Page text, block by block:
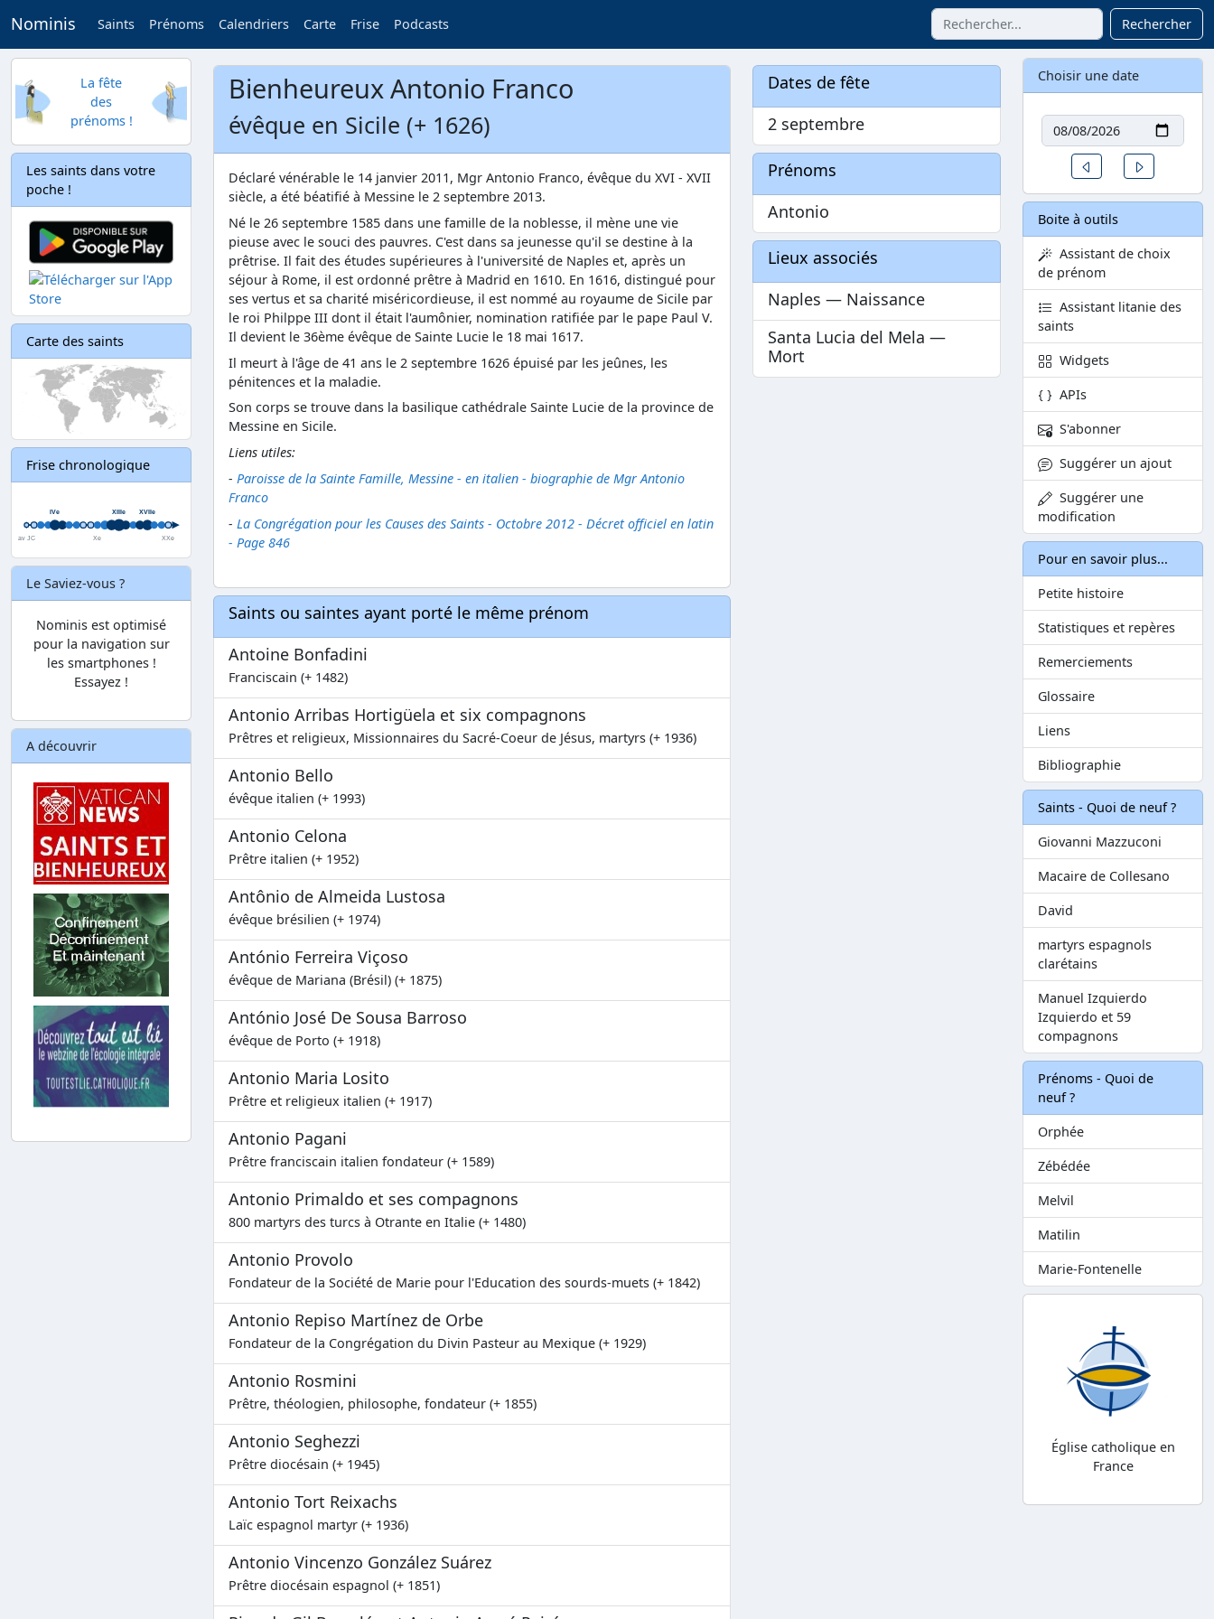
Nominis Saints Prénoms Calendriers Carte Frise Podcasts Rechercher
La fête
des
prénoms !
Les saints dans votre
poche !
Carte des saints
Frise chronologique
Le Saviez-vous ?
Nominis est optimisé
pour la navigation sur
les smartphones !
Essayez !
A découvrir
Bienheureux Antonio Franco
évêque en Sicile (+ 1626)
Déclaré vénérable le 14 janvier 2011, Mgr Antonio Franco, évêque du XVI - XVII
siècle, a été béatifié à Messine le 2 septembre 2013.
Né le 26 septembre 1585 dans une famille de la noblesse, il mène une vie
pieuse avec le souci des pauvres. C'est dans sa jeunesse qu'il se destine à la
prêtrise. Il fait des études supérieures à l'université de Naples et, après un
séjour à Rome, il est ordonné prêtre à Madrid en 1610. En 1616, distingué pour
ses vertus et sa charité miséricordieuse, il est nommé au royaume de Sicile par
le roi Philppe III dont il était l'aumônier, nomination ratifiée par le pape Paul V.
Il devient le 36ème évêque de Sainte Lucie le 18 mai 1617.
Il meurt à l'âge de 41 ans le 2 septembre 1626 épuisé par les jeûnes, les
pénitences et la maladie.
Son corps se trouve dans la basilique cathédrale Sainte Lucie de la province de
Messine en Sicile.
Liens utiles:
- Paroisse de la Sainte Famille, Messine - en italien - biographie de Mgr Antonio
Franco
- La Congrégation pour les Causes des Saints - Octobre 2012 - Décret officiel en latin
- Page 846
Saints ou saintes ayant porté le même prénom
Antoine Bonfadini
Franciscain (+ 1482)
Antonio Arribas Hortigüela et six compagnons
Prêtres et religieux, Missionnaires du Sacré-Coeur de Jésus, martyrs (+ 1936)
Antonio Bello
évêque italien (+ 1993)
Antonio Celona
Prêtre italien (+ 1952)
Antônio de Almeida Lustosa
évêque brésilien (+ 1974)
António Ferreira Viçoso
évêque de Mariana (Brésil) (+ 1875)
António José De Sousa Barroso
évêque de Porto (+ 1918)
Antonio Maria Losito
Prêtre et religieux italien (+ 1917)
Antonio Pagani
Prêtre franciscain italien fondateur (+ 1589)
Antonio Primaldo et ses compagnons
800 martyrs des turcs à Otrante en Italie (+ 1480)
Antonio Provolo
Fondateur de la Société de Marie pour l'Education des sourds-muets (+ 1842)
Antonio Repiso Martínez de Orbe
Fondateur de la Congrégation du Divin Pasteur au Mexique (+ 1929)
Antonio Rosmini
Prêtre, théologien, philosophe, fondateur (+ 1855)
Antonio Seghezzi
Prêtre diocésain (+ 1945)
Antonio Tort Reixachs
Laïc espagnol martyr (+ 1936)
Antonio Vincenzo González Suárez
Prêtre diocésain espagnol (+ 1851)
Dates de fête
2 septembre
Prénoms
Antonio
Lieux associés
Naples — Naissance
Santa Lucia del Mela —
Mort
Choisir une date
Date
Un jour avant
Boite à outils
Assistant de choix
de prénom
Assistant litanie des
saints
Widgets
APIs
S'abonner
Suggérer un ajout
Suggérer une
modification
Pour en savoir plus...
Petite histoire
Statistiques et repères
Remerciements
Glossaire
Liens
Bibliographie
Saints - Quoi de neuf ?
Giovanni Mazzuconi
Macaire de Collesano
David
martyrs espagnols
clarétains
Manuel Izquierdo
Izquierdo et 59
compagnons
Prénoms - Quoi de
neuf ?
Orphée
Zébédée
Melvil
Matilin
Marie-Fontenelle
Église catholique en
France